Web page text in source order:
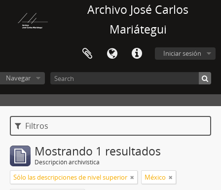
Archivo José Carlos
Mariátegui
Iniciar sesión
Navegar
Filtros
Mostrando 1 resultados
Descripción archivística
Sólo las descripciones de nivel superior México